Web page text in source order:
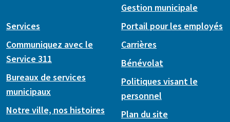
Gestion municipale
Services
Communiquez avec le
Service 311
Bureaux de services
municipaux
Notre ville, nos histoires
Portail pour les employés
Carrières
Bénévolat
Politiques visant le
personnel
Plan du site